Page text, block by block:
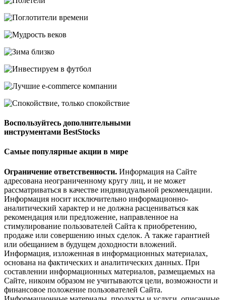
Воспользуйтесь дополнительными
инструментами BestStocks
Самые популярные акции в мире
Ограничение ответственности. Информация на Сайте
адресована неограниченному кругу лиц, и не может
рассматриваться в качестве индивидуальной рекомендации.
Информация носит исключительно информационно-
аналитический характер и не должна расцениваться как
рекомендация или предложение, направленное на
стимулирование пользователей Сайта к приобретению,
продаже или совершению иных сделок. А также гарантией
или обещанием в будущем доходности вложений.
Информация, изложенная в информационных материалах,
основана на фактических и аналитических данных. При
составлении информационных материалов, размещаемых на
Сайте, никоим образом не учитываются цели, возможности и
финансовое положение пользователей Сайта.